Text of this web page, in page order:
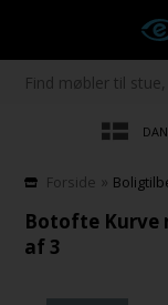
Forside »
Botofte
af 3